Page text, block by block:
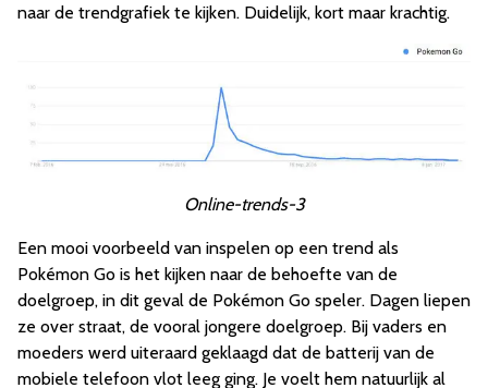
naar de trendgrafiek te kijken. Duidelijk, kort maar krachtig.
Online-trends-3
Een mooi voorbeeld van inspelen op een trend als
Pokémon Go is het kijken naar de behoefte van de
doelgroep, in dit geval de Pokémon Go speler. Dagen liepen
ze over straat, de vooral jongere doelgroep. Bij vaders en
moeders werd uiteraard geklaagd dat de batterij van de
mobiele telefoon vlot leeg ging. Je voelt hem natuurlijk al